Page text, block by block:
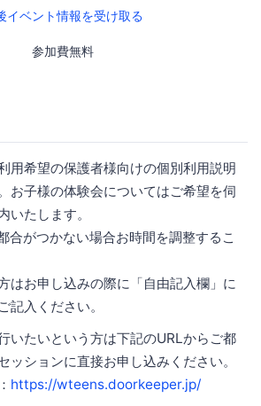
イベント情報を受け取る
参加費無料
用希望の保護者様向けの個別利用説明
お子様の体験会についてはご希望を伺
いたします。
合がつかない場合お時間を調整するこ
はお申し込みの際に「自由記入欄」に
記入ください。
いたいという方は下記のURLからご都
ッションに直接お申し込みください。
https://wteens.doorkeeper.jp/